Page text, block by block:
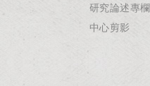
研究論述專欄
中心剪影